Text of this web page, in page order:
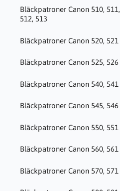
Bläckpatroner Canon 510, 511,
512, 513
Bläckpatroner Canon 520, 521
Bläckpatroner Canon 525, 526
Bläckpatroner Canon 540, 541
Bläckpatroner Canon 545, 546
Bläckpatroner Canon 550, 551
Bläckpatroner Canon 560, 561
Bläckpatroner Canon 570, 571